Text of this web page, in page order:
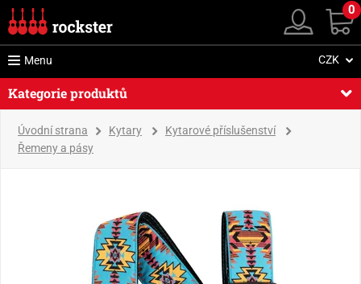
0
Menu CZK
Kategorie produktů
Úvodní strana Kytary
Kytarové příslušenství
Řemeny a pásy